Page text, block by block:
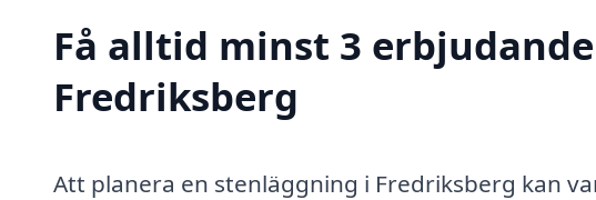
Få alltid minst 3
Fredriksberg
Att planera en stenläggning i Fredriksberg kan